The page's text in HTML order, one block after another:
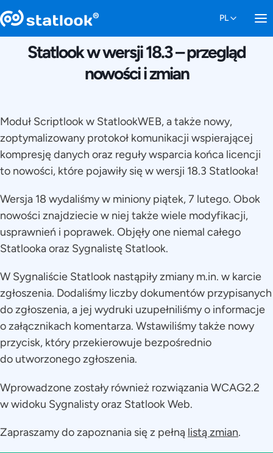
12 LUTEGO 2025
Statlook w wersji 18.3 – przegląd
nowości i zmian
Moduł Scriptlook w StatlookWEB, a także nowy,
zoptymalizowany protokoł komunikacji wspierającej
kompresję danych oraz reguły wsparcia końca licencji
to nowości, które pojawiły się w wersji 18.3 Statlooka!
Wersja 18 wydaliśmy w miniony piątek, 7 lutego. Obok
nowości znajdziecie w niej także wiele modyfikacji,
usprawnień i poprawek. Objęły one niemal całego
Statlooka oraz Sygnalistę Statlook.
W Sygnaliście Statlook nastąpiły zmiany m.in. w karcie
zgłoszenia. Dodaliśmy liczby dokumentów przypisanych
do zgłoszenia, a jej wydruki uzupełniliśmy o informacje
o załącznikach komentarza. Wstawiliśmy także nowy
przycisk, który przekierowuje bezpośrednio
do utworzonego zgłoszenia.
Wprowadzone zostały również rozwiązania WCAG2.2
w widoku Sygnalisty oraz Statlook Web.
Zapraszamy do zapoznania się z pełną listą zmian.